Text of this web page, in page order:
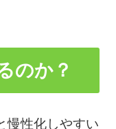
のか？
慢性化しやすい